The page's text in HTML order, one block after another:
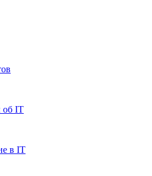
об IT
в IT